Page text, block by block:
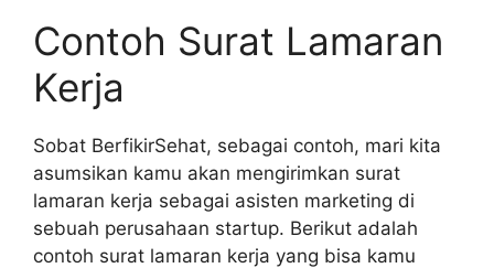
Contoh Surat Lamaran
Kerja
Sobat BerfikirSehat, sebagai contoh, mari kita
asumsikan kamu akan mengirimkan surat
lamaran kerja sebagai asisten marketing di
sebuah perusahaan startup. Berikut adalah
contoh surat lamaran kerja yang bisa kamu